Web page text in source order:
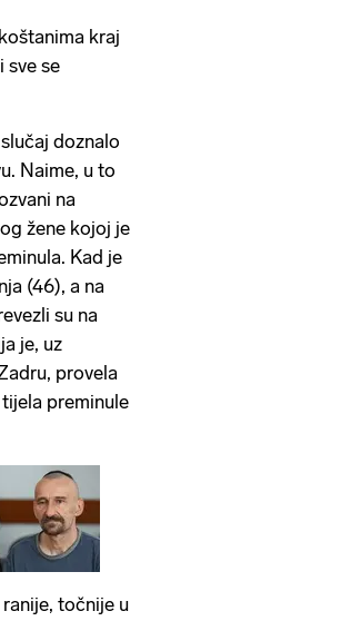
kraj
sve se
doznalo
Naime, u to
na
žene kojoj je
Kad je
(46), a na
su na
je, uz
provela
preminule
točnije u